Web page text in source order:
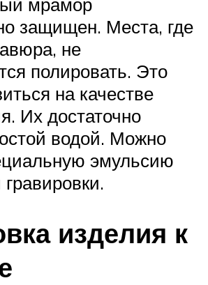
защищен. Места, где
не
полировать. Это
на качестве
Их достаточно
водой. Можно
эмульсию
изделия к